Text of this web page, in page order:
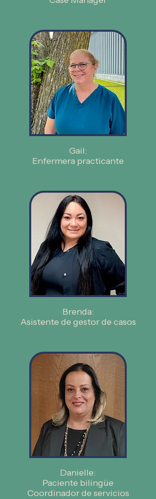
Gail:
Enfermera practicante
Brenda:
Asistente de gestor de casos
Danielle:
Paciente bilingüe
Coordinador de servicios